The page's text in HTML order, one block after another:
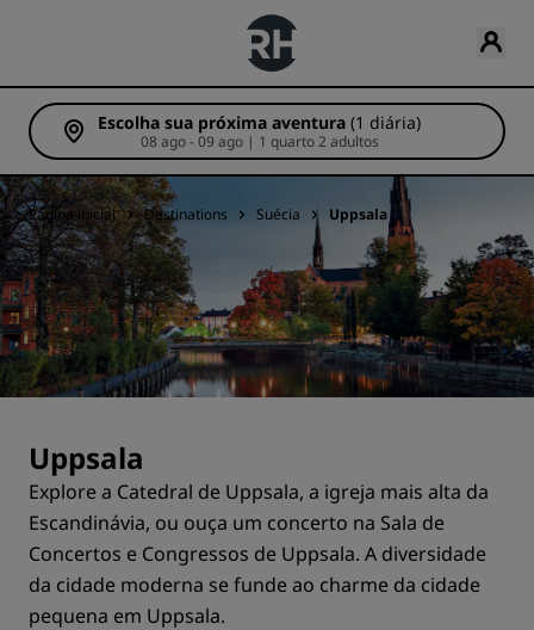
Escolha sua próxima aventura (1 diária)
08 ago - 09 ago | 1 quarto 2 adultos
Página inicial Destinations Suécia Uppsala
Uppsala
Explore a Catedral de Uppsala, a igreja mais alta da
Escandinávia, ou ouça um concerto na Sala de
Concertos e Congressos de Uppsala. A diversidade
da cidade moderna se funde ao charme da cidade
pequena em Uppsala.